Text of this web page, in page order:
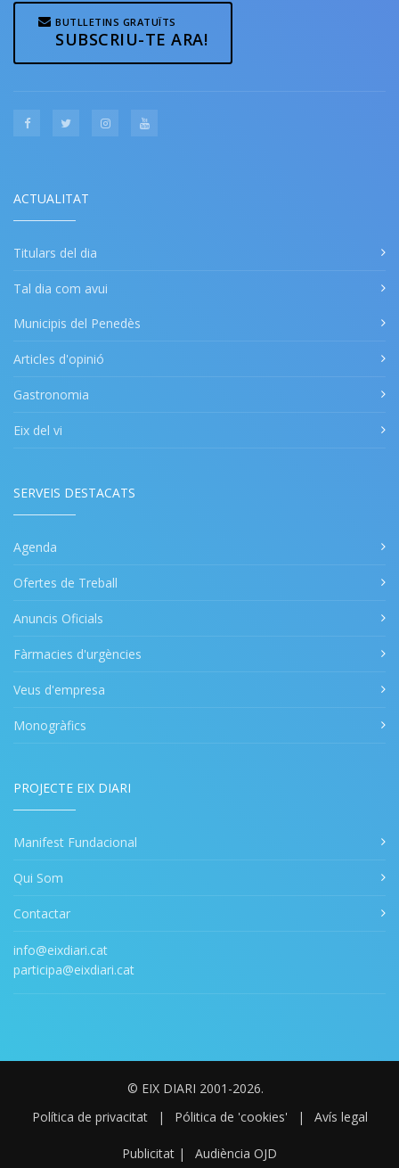
BUTLLETINS GRATUÏTS
SUBSCRIU-TE ARA!
ACTUALITAT
Titulars del dia
Tal dia com avui
Municipis del Penedès
Articles d'opinió
Gastronomia
Eix del vi
SERVEIS DESTACATS
Agenda
Ofertes de Treball
Anuncis Oficials
Fàrmacies d'urgències
Veus d'empresa
Monogràfics
PROJECTE EIX DIARI
Manifest Fundacional
Qui Som
Contactar
info@eixdiari.cat
participa@eixdiari.cat
© EIX DIARI 2001-2026.
Política de privacitat
| Pólitica de 'cookies' | Avís legal
Publicitat | Audiència OJD